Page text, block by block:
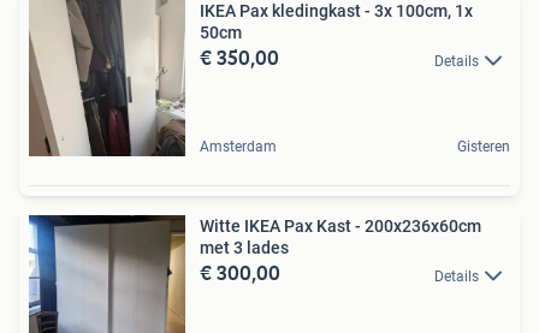
IKEA Pax kledingkast - 3x 100cm, 1x
50cm
€ 350,00 Details
Amsterdam Gisteren
Witte IKEA Pax Kast - 200x236x60cm
met 3 lades
€ 300,00 Details